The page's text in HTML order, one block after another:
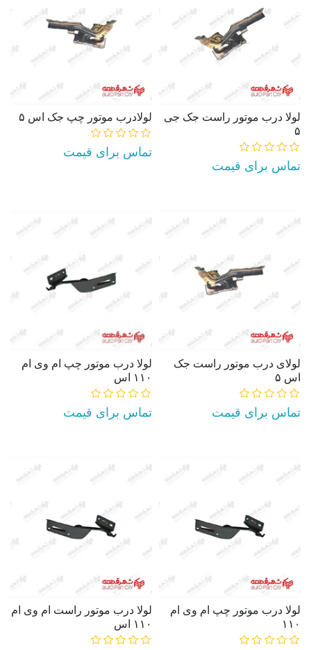
لولا درب موتور راست جک جی
۵
تماس برای قیمت
لولادرب موتور چپ جک اس ۵
تماس برای قیمت
لولای درب موتور راست جک
اس ۵
تماس برای قیمت
لولا درب موتور چپ ام وی ام
۱۱۰ اس
تماس برای قیمت
لولا درب موتور چپ ام وی ام
۱۱۰
لولا درب موتور راست ام وی ام
۱۱۰ اس